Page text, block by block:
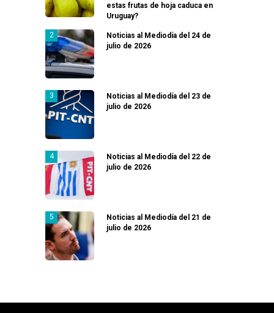
estas frutas de hoja caduca en
Uruguay?
Noticias al Mediodía del 24 de
julio de 2026
Noticias al Mediodía del 23 de
julio de 2026
Noticias al Mediodía del 22 de
julio de 2026
Noticias al Mediodía del 21 de
julio de 2026